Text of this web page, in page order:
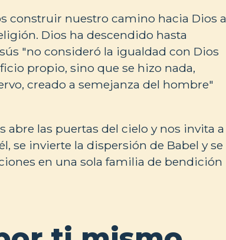
construir nuestro camino hacia Dios a
Dios ha descendido hasta
"no consideró la igualdad con Dios
propio, sino que se hizo nada,
creado a semejanza del hombre"
abre las puertas del cielo y nos invita a
se invierte la dispersión de Babel y se
en una sola familia de bendición